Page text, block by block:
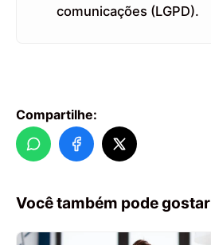
comunicações (LGPD).
Compartilhe:
Você também pode gostar